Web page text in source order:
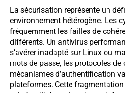
La sécurisation représente un
environnement hétérogène. Les
fréquemment les failles de
différents. Un antivirus
s’avérer inadapté sur Linux ou
mots de passe, les protocoles
mécanismes d’authentification
plateformes. Cette fragmentation